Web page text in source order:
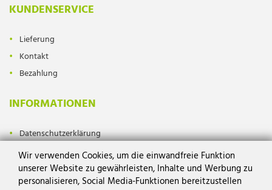
Wir verwenden Cookies, um die einwandfreie Funktion
unserer Website zu gewährleisten, Inhalte und Werbung zu
personalisieren, Social Media-Funktionen bereitzustellen
KUNDENSERVICE
Lieferung
Kontakt
Bezahlung
INFORMATIONEN
Datenschutzerklärung
Impressum
AGB
Widerrufsrecht